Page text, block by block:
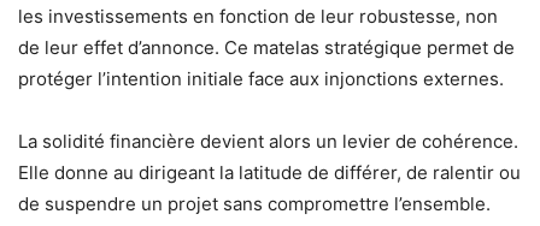
les investissements en fonction de leur robustesse, non
de leur effet d’annonce. Ce matelas stratégique permet de
protéger l’intention initiale face aux injonctions externes.
La solidité financière devient alors un levier de cohérence.
Elle donne au dirigeant la latitude de différer, de ralentir ou
de suspendre un projet sans compromettre l’ensemble.